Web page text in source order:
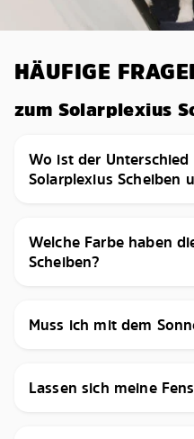
HÄUFIGE
zum Solarplexius
Wo ist der Unterschied
Solarplexius Scheiben
Welche Farbe haben
Scheiben?
Muss ich mit dem
Lassen sich meine